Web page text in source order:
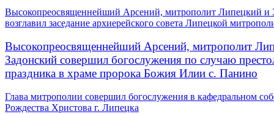
Высокопреосвященнейший Арсений, митрополит Липецкий и
возглавил заседание архиерейского совета Липецкой
Высокопреосвященнейший Арсений, митрополит
Задонский совершил богослужения по случаю
праздника в храме пророка Божия Илии с. Панино
Глава митрополии совершил богослужения в кафедральном
Рождества Христова г. Липецка